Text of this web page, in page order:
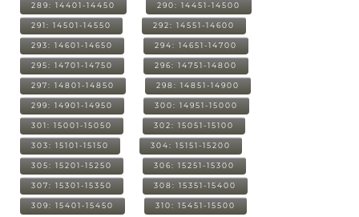
289: 14401-14450 290: 14451-14500
291: 14501-14550 292: 14551-14600
293: 14601-14650 294: 14651-14700
295: 14701-14750 296: 14751-14800
297: 14801-14850 298: 14851-14900
299: 14901-14950 300: 14951-15000
301: 15001-15050 302: 15051-15100
303: 15101-15150 304: 15151-15200
305: 15201-15250 306: 15251-15300
307: 15301-15350 308: 15351-15400
309: 15401-15450 310: 15451-15500